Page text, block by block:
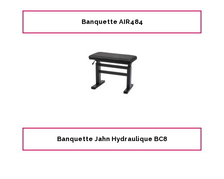
Banquette AIR484
Banquette Jahn Hydraulique BC8